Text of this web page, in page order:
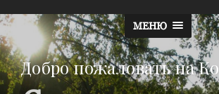
МЕНЮ
Добро пожаловать на